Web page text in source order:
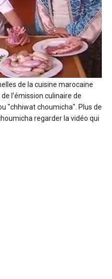
de la cuisine marocaine
l’émission culinaire de
"chhiwat choumicha". Plus de
regarder la vidéo qui